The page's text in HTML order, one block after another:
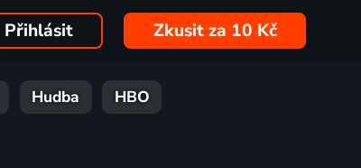
Přihlásit Zkusit za 10 Kč
Hudba HBO